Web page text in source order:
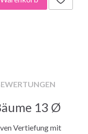
13 Ø
Vertiefung mit